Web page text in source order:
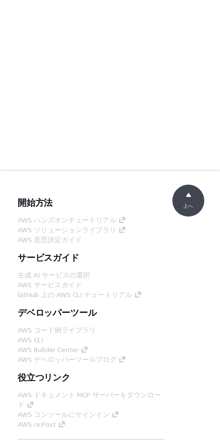
開始方法
AWS ハンズオンチュートリアル
AWS ソリューションライブラリ
AWS 意思決定ガイド
サービスガイド
生成 AI サービスの選択
AWS サービスガイド
GitHub 上の AWS CLI チュートリアル
デベロッパーツール
AWS コード例ライブラリ
AWS CLI
AWS Builder Center
AWS デベロッパーツールブログ
役立つリンク
AWS ドキュメント MCP サーバーをダウンロー
ド
AWS コンソールにサインイン
AWS re:Post
上へ